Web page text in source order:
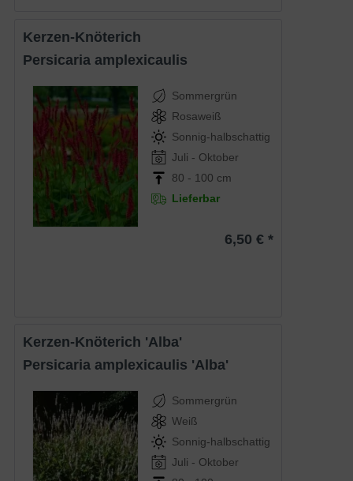
Kerzen-Knöterich
Persicaria amplexicaulis
Sommergrün
Rosaweiß
Sonnig-halbschattig
Juli - Oktober
80 - 100 cm
Lieferbar
6,50 € *
Kerzen-Knöterich 'Alba'
Persicaria amplexicaulis 'Alba'
Sommergrün
Weiß
Sonnig-halbschattig
Juli - Oktober